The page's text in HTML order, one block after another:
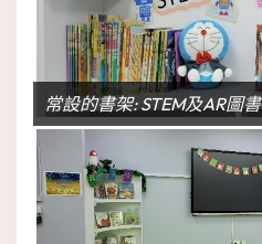
常設的書架: STEM及AR圖書